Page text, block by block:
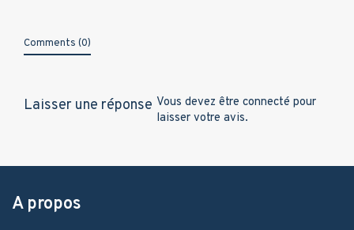
Comments (0)
Laisser une réponse Vous devez être connecté pour
laisser votre avis.
A propos